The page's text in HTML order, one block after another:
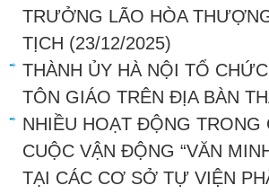
TRƯỞNG LÃO HÒA
TỊCH (23/12/2025)
THÀNH ỦY HÀ NỘI TỔ
TÔN GIÁO TRÊN ĐỊA BÀN
NHIỀU HOẠT ĐỘNG
CUỘC VẬN ĐỘNG “VĂN
TẠI CÁC CƠ SỞ TỰ VIỆN